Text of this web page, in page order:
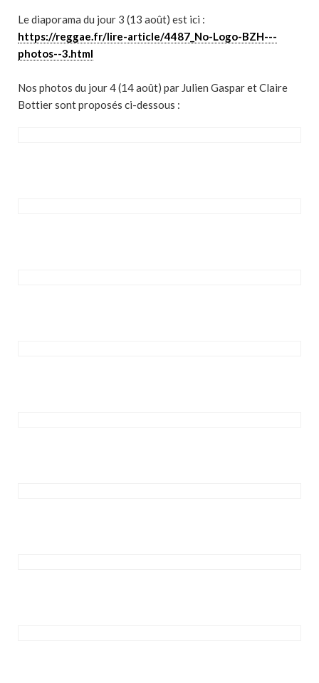
Le diaporama du jour 3 (13 août) est ici :
https://reggae.fr/lire-article/4487_No-Logo-BZH---
photos--3.html
Nos photos du jour 4 (14 août) par Julien Gaspar et Claire
Bottier sont proposés ci-dessous :